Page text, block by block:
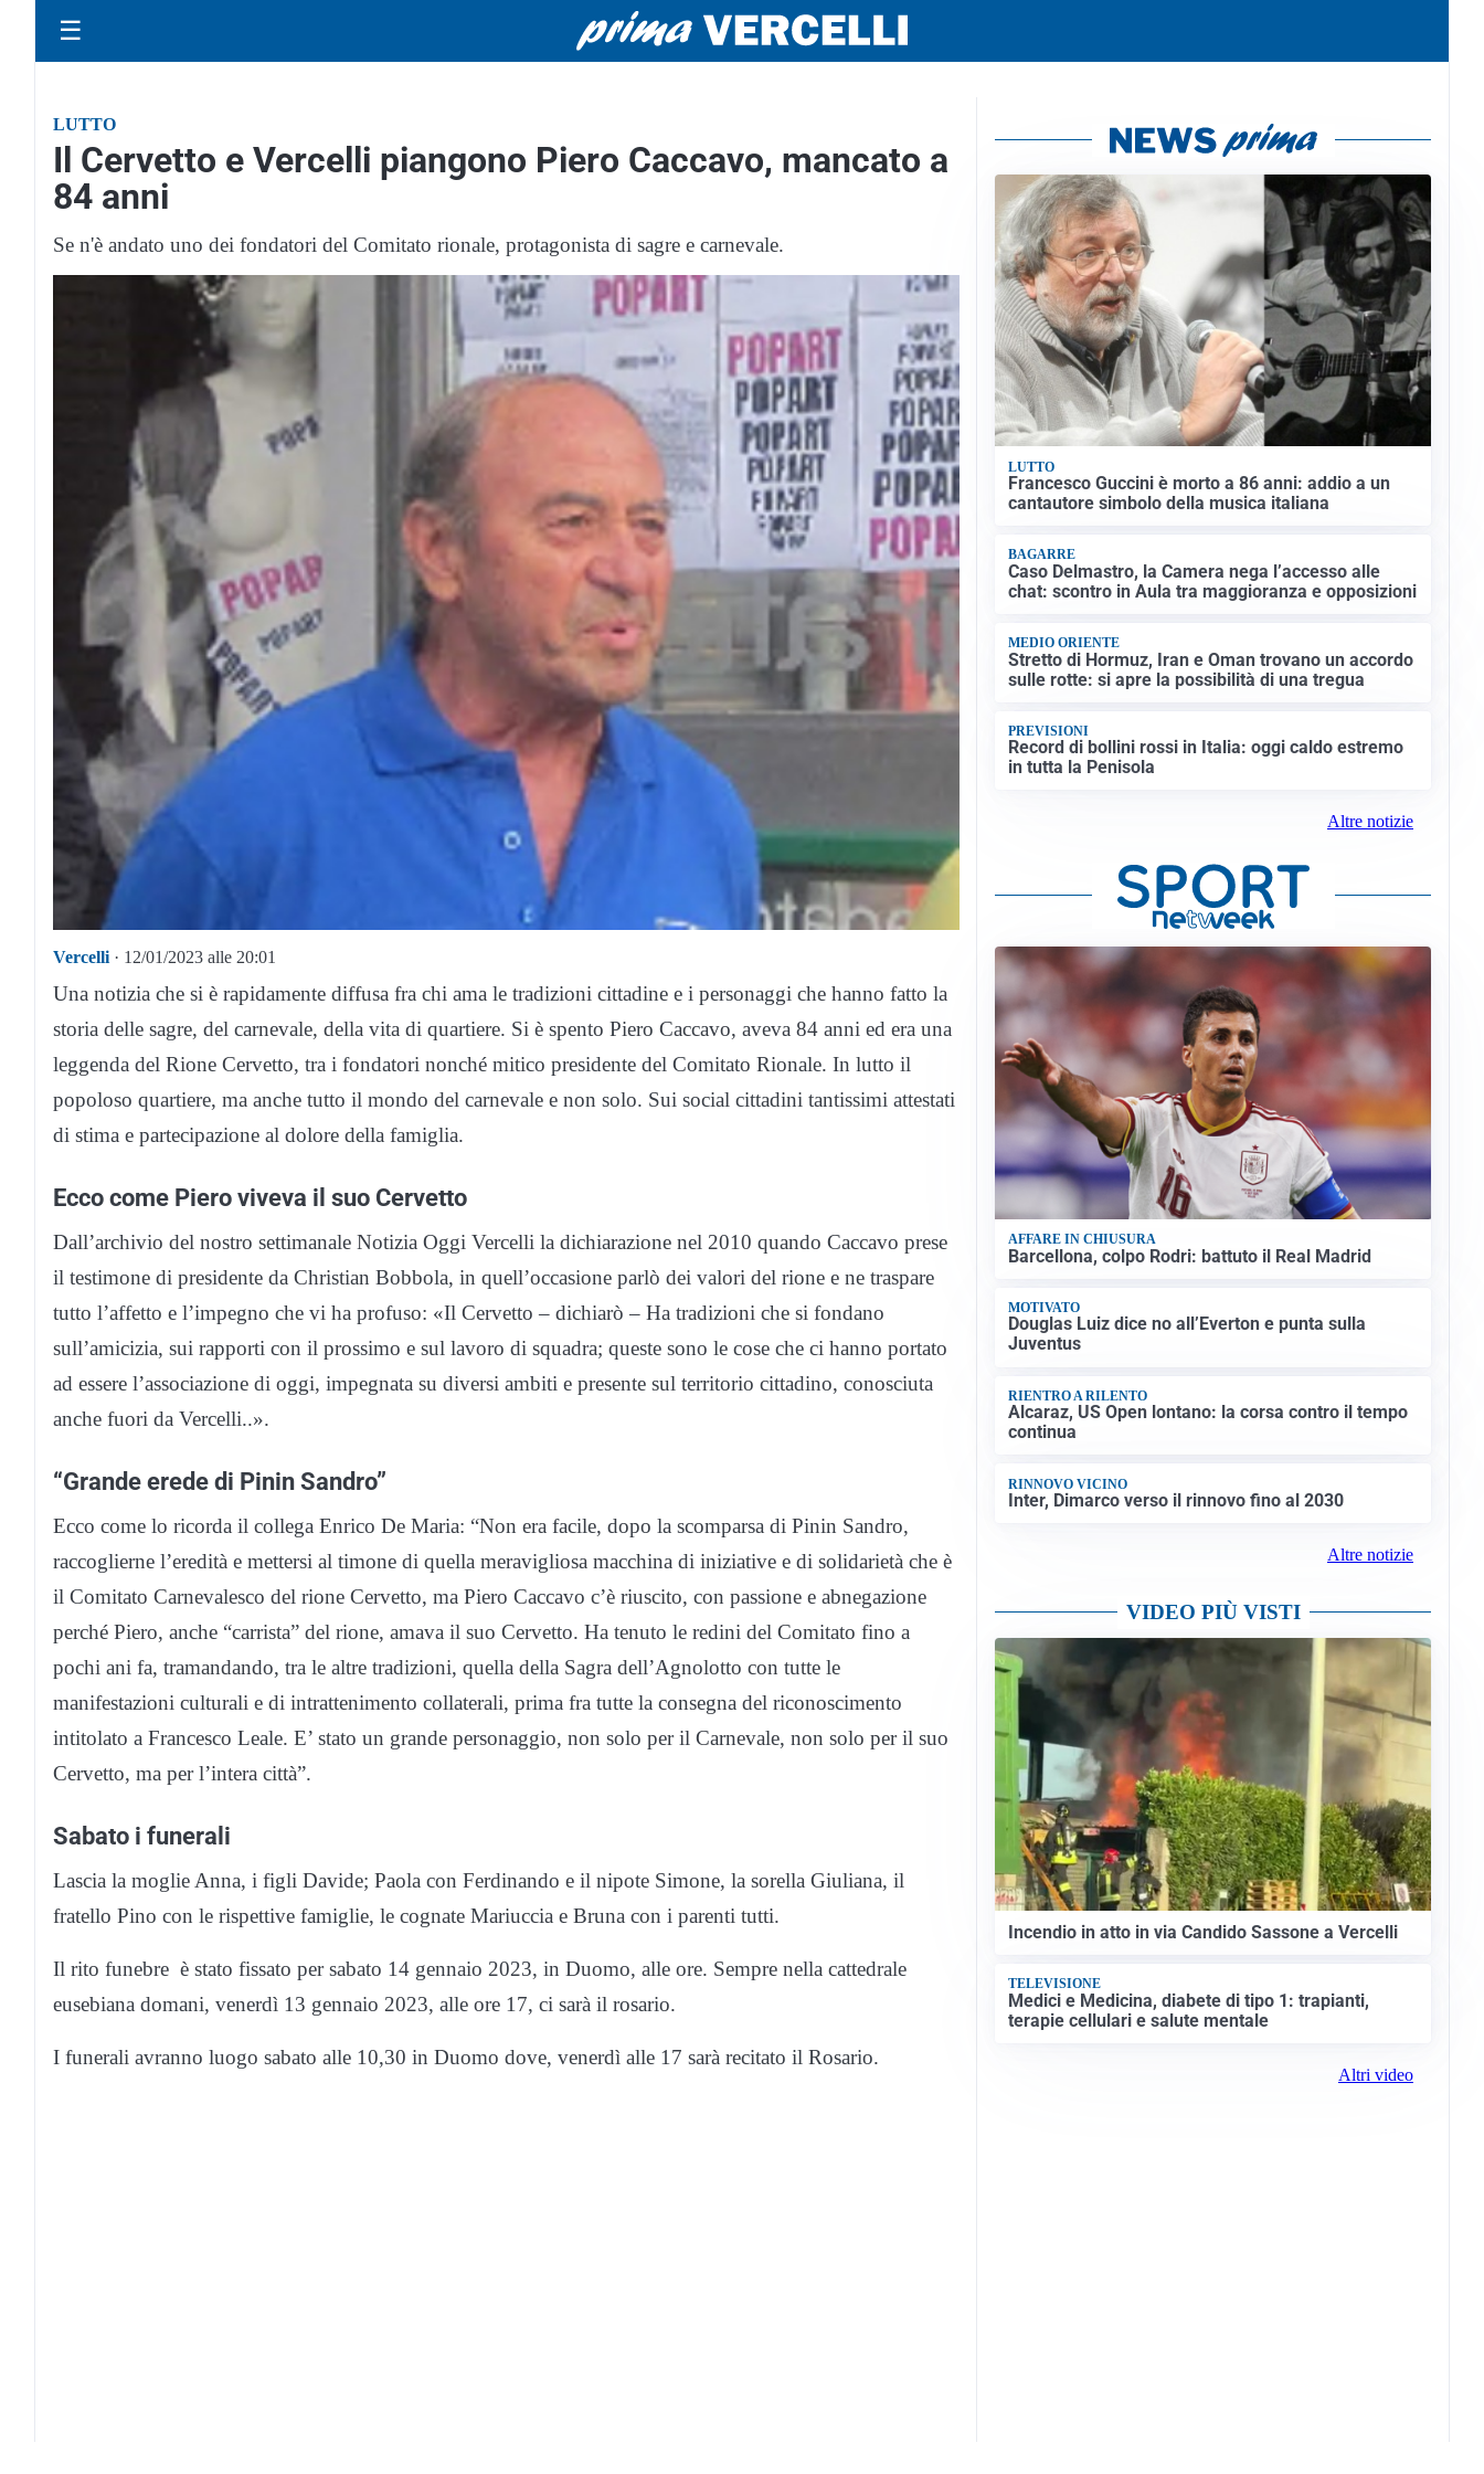
☰
LUTTO
Il Cervetto e Vercelli piangono Piero Caccavo, mancato a
84 anni
Se n'è andato uno dei fondatori del Comitato rionale, protagonista di sagre e carnevale.
Vercelli · 12/01/2023 alle 20:01
Una notizia che si è rapidamente diffusa fra chi ama le tradizioni cittadine e i personaggi che hanno fatto la
storia delle sagre, del carnevale, della vita di quartiere. Si è spento Piero Caccavo, aveva 84 anni ed era una
leggenda del Rione Cervetto, tra i fondatori nonché mitico presidente del Comitato Rionale. In lutto il
popoloso quartiere, ma anche tutto il mondo del carnevale e non solo. Sui social cittadini tantissimi attestati
di stima e partecipazione al dolore della famiglia.
Ecco come Piero viveva il suo Cervetto
Dall’archivio del nostro settimanale Notizia Oggi Vercelli la dichiarazione nel 2010 quando Caccavo prese
il testimone di presidente da Christian Bobbola, in quell’occasione parlò dei valori del rione e ne traspare
tutto l’affetto e l’impegno che vi ha profuso: «Il Cervetto – dichiarò – Ha tradizioni che si fondano
sull’amicizia, sui rapporti con il prossimo e sul lavoro di squadra; queste sono le cose che ci hanno portato
ad essere l’associazione di oggi, impegnata su diversi ambiti e presente sul territorio cittadino, conosciuta
anche fuori da Vercelli..».
“Grande erede di Pinin Sandro”
Ecco come lo ricorda il collega Enrico De Maria: “Non era facile, dopo la scomparsa di Pinin Sandro,
raccoglierne l’eredità e mettersi al timone di quella meravigliosa macchina di iniziative e di solidarietà che è
il Comitato Carnevalesco del rione Cervetto, ma Piero Caccavo c’è riuscito, con passione e abnegazione
perché Piero, anche “carrista” del rione, amava il suo Cervetto. Ha tenuto le redini del Comitato fino a
pochi ani fa, tramandando, tra le altre tradizioni, quella della Sagra dell’Agnolotto con tutte le
manifestazioni culturali e di intrattenimento collaterali, prima fra tutte la consegna del riconoscimento
intitolato a Francesco Leale. E’ stato un grande personaggio, non solo per il Carnevale, non solo per il suo
Cervetto, ma per l’intera città”.
Sabato i funerali
Lascia la moglie Anna, i figli Davide; Paola con Ferdinando e il nipote Simone, la sorella Giuliana, il
fratello Pino con le rispettive famiglie, le cognate Mariuccia e Bruna con i parenti tutti.
Il rito funebre è stato fissato per sabato 14 gennaio 2023, in Duomo, alle ore. Sempre nella cattedrale
eusebiana domani, venerdì 13 gennaio 2023, alle ore 17, ci sarà il rosario.
I funerali avranno luogo sabato alle 10,30 in Duomo dove, venerdì alle 17 sarà recitato il Rosario.
LUTTO
Francesco Guccini è morto a 86 anni: addio a un
cantautore simbolo della musica italiana
BAGARRE
Caso Delmastro, la Camera nega l’accesso alle
chat: scontro in Aula tra maggioranza e opposizioni
MEDIO ORIENTE
Stretto di Hormuz, Iran e Oman trovano un accordo
sulle rotte: si apre la possibilità di una tregua
PREVISIONI
Record di bollini rossi in Italia: oggi caldo estremo
in tutta la Penisola
Altre notizie
AFFARE IN CHIUSURA
Barcellona, colpo Rodri: battuto il Real Madrid
MOTIVATO
Douglas Luiz dice no all’Everton e punta sulla
Juventus
RIENTRO A RILENTO
Alcaraz, US Open lontano: la corsa contro il tempo
continua
RINNOVO VICINO
Inter, Dimarco verso il rinnovo fino al 2030
Altre notizie
VIDEO PIÙ VISTI
Incendio in atto in via Candido Sassone a Vercelli
TELEVISIONE
Medici e Medicina, diabete di tipo 1: trapianti,
terapie cellulari e salute mentale
Altri video